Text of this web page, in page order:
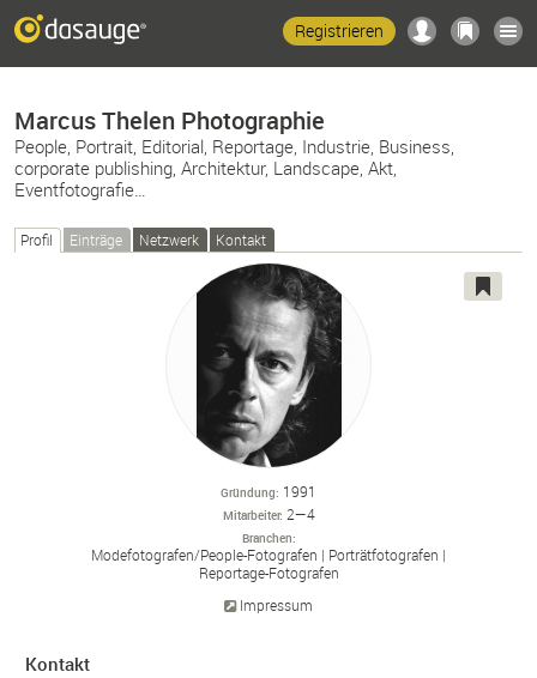
Registrieren
Marcus Thelen Photographie
People, Portrait, Editorial, Reportage, Industrie, Business,
corporate publishing, Architektur, Landscape, Akt,
Eventfotografie…
Profil Einträge Netzwerk Kontakt
Gründung 1991
Mitarbeiter 2—4
Branchen
Modefotografen/People-Fotografen
Porträtfotografen
Reportage-Fotografen
Impressum
Kontakt